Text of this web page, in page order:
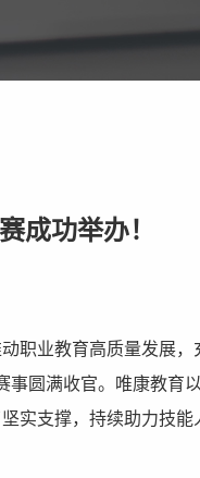
成功举办！
职业教育高质量发展
事圆满收官。唯康教育
实支撑，持续助力技能